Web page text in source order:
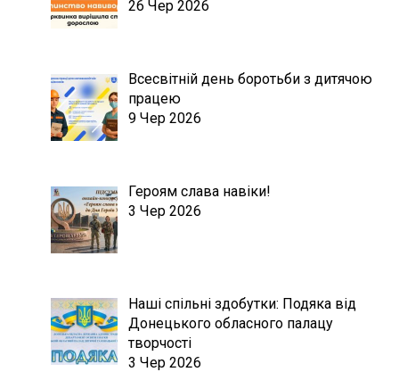
26 Чер 2026
Всесвітній день боротьби з дитячою
працею
9 Чер 2026
Героям слава навіки!
3 Чер 2026
Наші спільні здобутки: Подяка від
Донецького обласного палацу
творчості
3 Чер 2026